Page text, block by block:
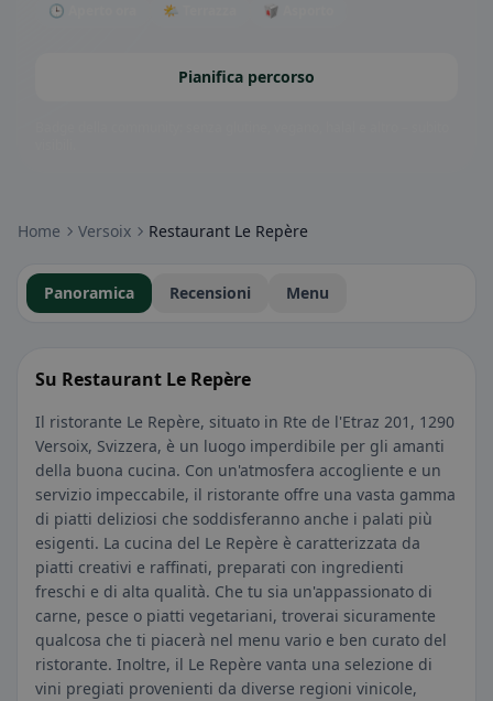
🕒 Aperto ora 🌤 Terrazza 🥡 Asporto
Pianifica percorso
Home Versoix Restaurant Le Repère
Panoramica Recensioni Menu
Su Restaurant Le Repère
Il ristorante Le Repère, situato in Rte de l'Etraz 201, 1290
Versoix, Svizzera, è un luogo imperdibile per gli amanti
della buona cucina. Con un'atmosfera accogliente e un
servizio impeccabile, il ristorante offre una vasta gamma
di piatti deliziosi che soddisferanno anche i palati più
esigenti. La cucina del Le Repère è caratterizzata da
piatti creativi e raffinati, preparati con ingredienti
freschi e di alta qualità. Che tu sia un'appassionato di
carne, pesce o piatti vegetariani, troverai sicuramente
qualcosa che ti piacerà nel menu vario e ben curato del
ristorante. Inoltre, il Le Repère vanta una selezione di
vini pregiati provenienti da diverse regioni vinicole,